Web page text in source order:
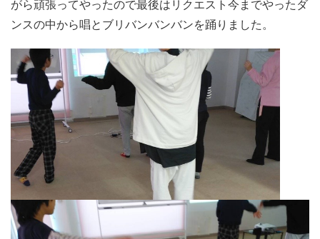
がら頑張ってやったので最後はリクエスト今までやったダ
ンスの中から唱とブリバンバンバンを踊りました。